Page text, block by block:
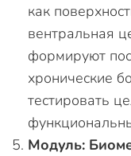
как
вентральная
формируют
хронические
тестировать
Модуль: